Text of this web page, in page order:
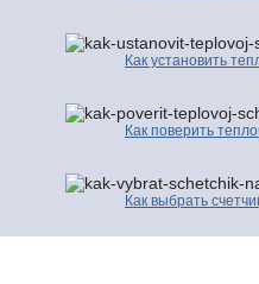
Как установить
Как поверить
Как выбрать